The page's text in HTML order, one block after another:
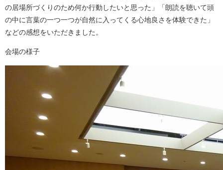
の居場所づくりのため何か行動したいと思った」「朗読を聴いて頭
の中に言葉の一つ一つが自然に入ってくる心地良さを体験できた」
などの感想をいただきました。
会場の様子